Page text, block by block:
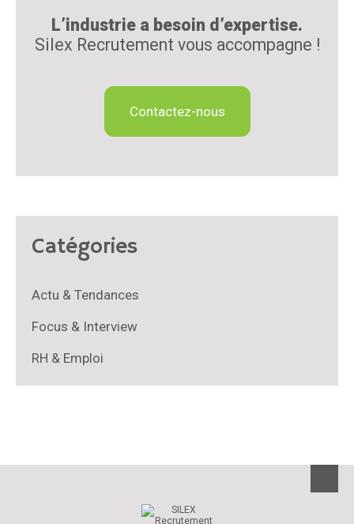
L’industrie a besoin d’expertise.
Silex Recrutement vous accompagne !
Contactez-nous
Catégories
Actu & Tendances
Focus & Interview
RH & Emploi